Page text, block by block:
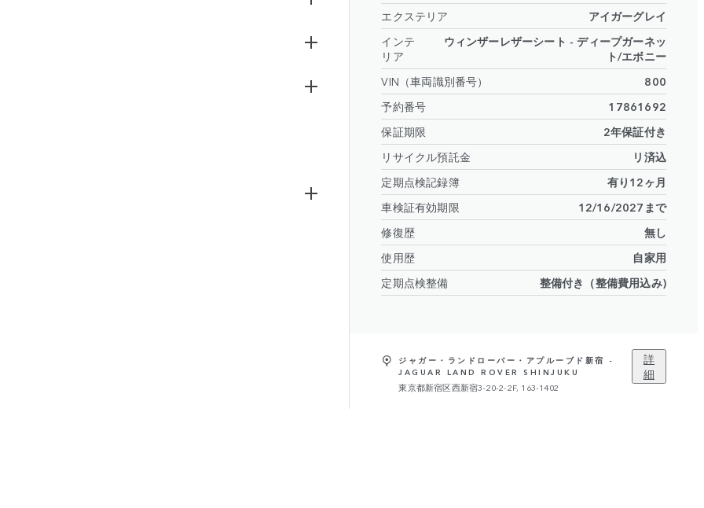
エクステリア
アイガーグレイ
インテ
リア
ウィンザーレザーシート - ディープガーネッ
ト/エボニー
VIN（車両識別番号）
800
予約番号
17861692
保証期限
2年保証付き
リサイクル預託金
リ済込
定期点検記録簿
有り12ヶ月
車検証有効期限
12/16/2027まで
修復歴
無し
使用歴
自家用
定期点検整備
整備付き（整備費用込み)
ジャガー・ランドローバー・アプルーブド新宿 -
JAGUAR LAND ROVER SHINJUKU
東京都新宿区西新宿3-20-2-2F, 163-1402
詳
細